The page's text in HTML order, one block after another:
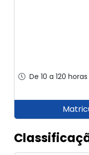
De 10 a 120 horas